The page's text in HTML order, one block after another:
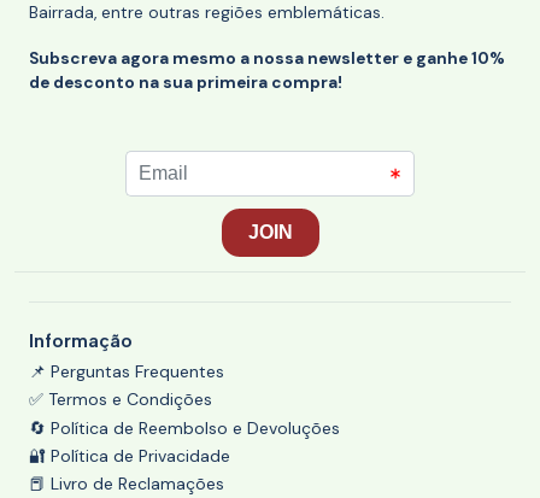
Bairrada, entre outras regiões emblemáticas.
Subscreva agora mesmo a nossa newsletter e ganhe 10%
de desconto na sua primeira compra!
Informação
📌 Perguntas Frequentes
✅ Termos e Condições
🔄 Política de Reembolso e Devoluções
🔐 Política de Privacidade
📕 Livro de Reclamações